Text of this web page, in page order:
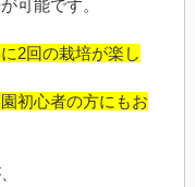
可能です。
2回の栽培が楽し
初心者の方にもお